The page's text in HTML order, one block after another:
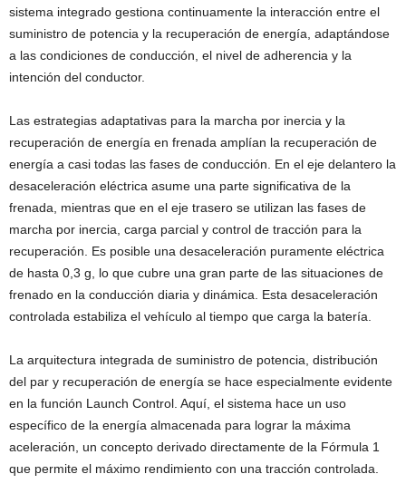
sistema integrado gestiona continuamente la interacción entre el
suministro de potencia y la recuperación de energía, adaptándose
a las condiciones de conducción, el nivel de adherencia y la
intención del conductor.
Las estrategias adaptativas para la marcha por inercia y la
recuperación de energía en frenada amplían la recuperación de
energía a casi todas las fases de conducción. En el eje delantero la
desaceleración eléctrica asume una parte significativa de la
frenada, mientras que en el eje trasero se utilizan las fases de
marcha por inercia, carga parcial y control de tracción para la
recuperación. Es posible una desaceleración puramente eléctrica
de hasta 0,3 g, lo que cubre una gran parte de las situaciones de
frenado en la conducción diaria y dinámica. Esta desaceleración
controlada estabiliza el vehículo al tiempo que carga la batería.
La arquitectura integrada de suministro de potencia, distribución
del par y recuperación de energía se hace especialmente evidente
en la función Launch Control. Aquí, el sistema hace un uso
específico de la energía almacenada para lograr la máxima
aceleración, un concepto derivado directamente de la Fórmula 1
que permite el máximo rendimiento con una tracción controlada.